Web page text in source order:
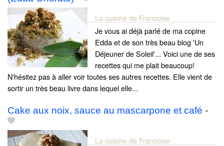
La cuisine de Francoise
Je vous ai déjà parlé de ma copine
Edda et de son très beau blog 'Un
Déjeuner de Soleil'... Voici une de ses
recettes qui me plait beaucoup!
N'hésitez pas à aller voir toutes ses autres recettes. Elle vient de
sortir un très beau livre dans lequel elle...
Cake aux noix, sauce au mascarpone et café -
La cuisine de Francoise